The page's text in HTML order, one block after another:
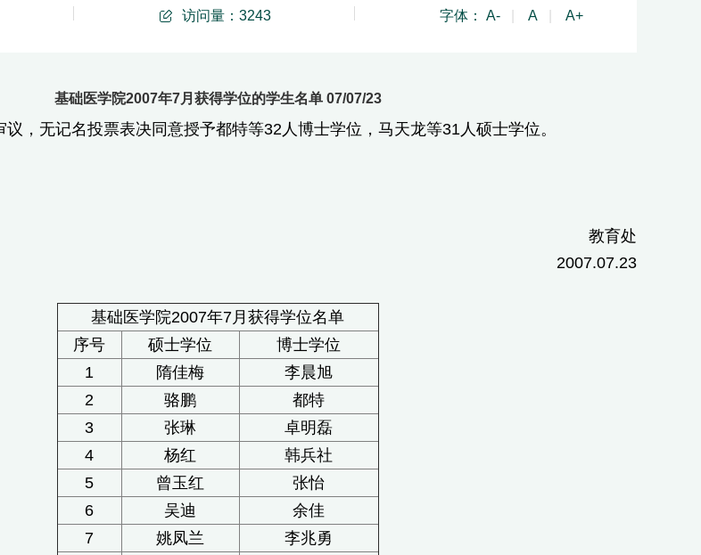
访问量： 3243 字体： A- A A+
基础医学院2007年7月获得学位的学生名单 07/07/23
无记名投票表决同意授予都特等32人博士学位，马天龙等31人硕士学位。
教育处
2007.07.23
基础医学院2007年7月获得学位名单
序号
硕士学位
博士学位
1
隋佳梅
李晨旭
2
骆鹏
都特
3
张琳
卓明磊
4
杨红
韩兵社
5
曾玉红
张怡
6
吴迪
余佳
7
姚凤兰
李兆勇